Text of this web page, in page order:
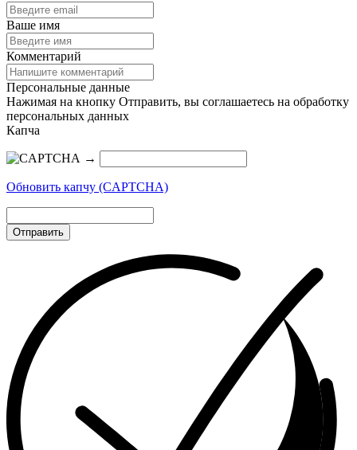
Ваше имя
Комментарий
Персональные данные
Нажимая на кнопку Отправить, вы соглашаетесь на обработку
персональных данных
Капча
→
Обновить капчу (CAPTCHA)
Отправить